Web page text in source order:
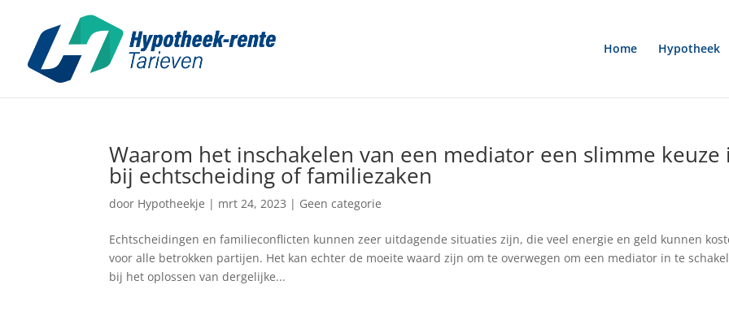
Home Hypotheek
Waarom het inschakelen van een mediator een slimme keuze
bij echtscheiding of familiezaken
door Hypotheekje | mrt 24, 2023 | Geen categorie
Echtscheidingen en familieconflicten kunnen zeer uitdagende situaties zijn, die veel energie en geld kunnen
voor alle betrokken partijen. Het kan echter de moeite waard zijn om te overwegen om een mediator in te
bij het oplossen van dergelijke...